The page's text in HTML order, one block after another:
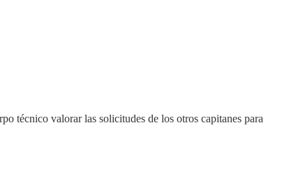
técnico valorar las solicitudes de los otros capitanes para